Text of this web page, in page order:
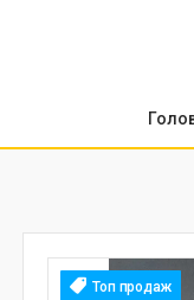
Топ продаж